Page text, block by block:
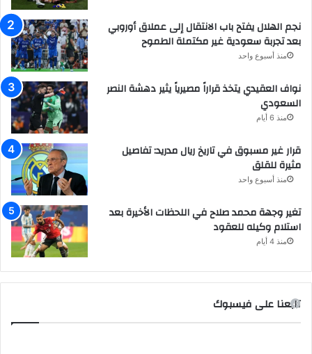
نجم الهلال يفتح باب الانتقال إلى عملاق أوروبي
بعد تجربة سعودية غير مكتملة الطموح
منذ أسبوع واحد
نواف العقيدي يتخذ قراراً مصيرياً يثير دهشة النصر
السعودي
منذ 6 أيام
قرار غير مسبوق في تاريخ ريال مدريد: تفاصيل
مثيرة للقلق
منذ أسبوع واحد
تغير وجهة محمد صلاح في اللحظات الأخيرة بعد
استلام وكيله للعقود
منذ 4 أيام
تابعنا على فيسبوك